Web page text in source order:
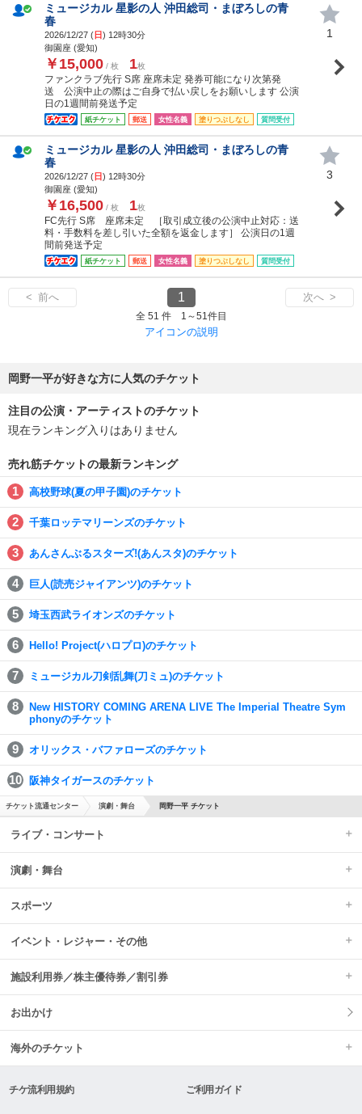
ミュージカル 星影の人 沖田総司・まぼろしの青
春
2026/12/27 (日) 12時30分
御園座 (愛知)
￥15,000 / 枚 1枚
ファンクラブ先行 S席 座席未定 発券可能になり次第発
送 公演中止の際はご自身で払い戻しをお願いします 公演
日の1週間前発送予定
紙チケット 郵送 女性名義 塗りつぶしなし 質問受付
1
ミュージカル 星影の人 沖田総司・まぼろしの青
春
2026/12/27 (日) 12時30分
御園座 (愛知)
￥16,500 / 枚 1枚
FC先行 S席 座席未定 ［取引成立後の公演中止対応：送
料・手数料を差し引いた全額を返金します］ 公演日の1週
間前発送予定
紙チケット 郵送 女性名義 塗りつぶしなし 質問受付
3
< 前へ 1 次へ >
全 51 件 1～51件目
アイコンの説明
岡野一平が好きな方に人気のチケット
注目の公演・アーティストのチケット
現在ランキング入りはありません
売れ筋チケットの最新ランキング
高校野球(夏の甲子園)のチケット
千葉ロッテマリーンズのチケット
あんさんぶるスターズ!(あんスタ)のチケット
巨人(読売ジャイアンツ)のチケット
埼玉西武ライオンズのチケット
Hello! Project(ハロプロ)のチケット
ミュージカル刀剣乱舞(刀ミュ)のチケット
New HISTORY COMING ARENA LIVE The Imperial Theatre Sym
phonyのチケット
オリックス・バファローズのチケット
阪神タイガースのチケット
チケット流通センター 演劇・舞台 岡野一平 チケット
ライブ・コンサート
演劇・舞台
スポーツ
イベント・レジャー・その他
施設利用券／株主優待券／割引券
お出かけ
海外のチケット
チケ流利用規約 ご利用ガイド